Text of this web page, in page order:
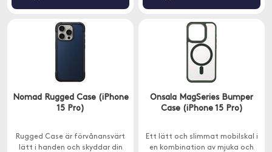
Nomad Rugged Case (iPhone
15 Pro)
Rugged Case är förvånansvärt
lätt i handen och skyddar din
Onsala MagSeries Bumper
Case (iPhone 15 Pro)
Ett lätt och slimmat mobilskal i
en kombination av mjuka och